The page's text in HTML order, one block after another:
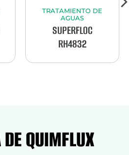
DE
INSUMOS
CARBON
QUIMFLUX